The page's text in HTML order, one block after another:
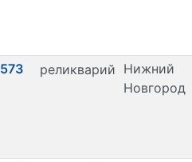
573 реликварий Нижний
Новгород